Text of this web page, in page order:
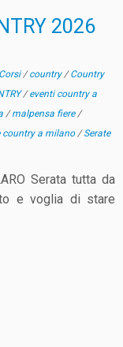
2026
Corsi/country/Country
/eventi country a
/malpensa fiere/
country a milano/Serate
Serata tutta da
e voglia di stare